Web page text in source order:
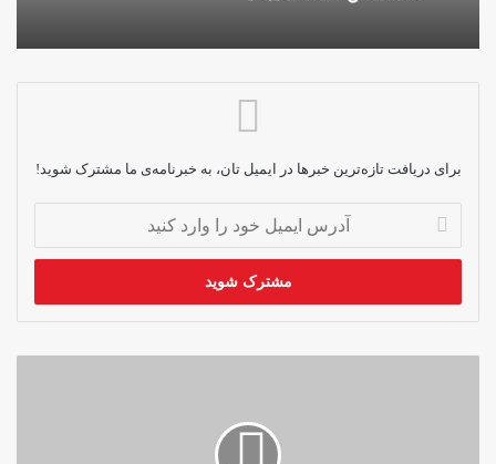
برای دریافت تازه‌ترین خبرها در ایمیل تان، به خبرنامه‌ی ما مشترک شوید!
آدرس
ایمیل
خود
وارد